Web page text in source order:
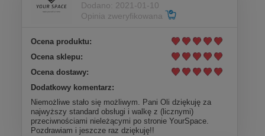
Dodano: 2021-01-10
Opinia zweryfikowana
Ocena produktu:
Ocena sklepu:
Ocena dostawy:
Dodatkowy komentarz:
Niemożliwe stało się możliwym. Pani Oli dziękuję za
najwyższy standard obsługi i walkę z (licznymi)
przeciwnościami nieleżącymi po stronie YourSpace.
Pozdrawiam i jeszcze raz dziękuję!!